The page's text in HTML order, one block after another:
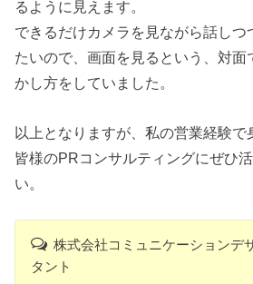
るように見えます。
できるだけカメラを見ながら話しつ
たいので、画面を見るという、対面
かし方をしていました。
以上となりますが、私の営業経験で
皆様のPRコンサルティングにぜひ
い。
株式会社コミュニケーション
タント